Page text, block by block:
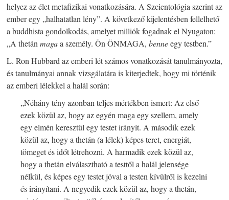
helyez az élet metafizikai vonatkozására. A Szcientológia szerint az
ember egy „halhatatlan lény”. A következő kijelentésben fellelhető
a buddhista gondolkodás, amelyet milliók fogadnak el Nyugaton:
„A thetán magaa személy. Ön ÖNMAGA, benneegy testben.”
L. Ron Hubbard az emberi lét számos vonatkozását tanulmányozta,
és tanulmányai annak vizsgálatára is kiterjedtek, hogy mi történik
az emberi lélekkel a halál során:
„Néhány tény azonban teljes mértékben ismert: Az első
ezek közül az, hogy az egyén maga egy szellem, amely
egy elmén keresztül egy testet irányít. A második ezek
közül az, hogy a thetán (a lélek) képes teret, energiát,
tömeget és időt létrehozni. A harmadik ezek közül az,
hogy a thetán elválasztható a testtől a halál jelensége
nélkül, és képes egy testet jóval a testen kívülről is kezelni
és irányítani. A negyedik ezek közül az, hogy a thetán,